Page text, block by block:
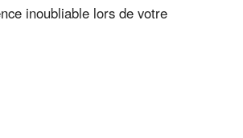
inoubliable lors de votre